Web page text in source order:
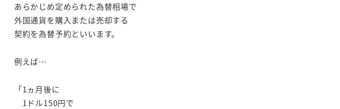
あらかじめ定められた為替相場で
外国通貨を購入または売却する
契約を為替予約といいます。
例えば…
「1ヵ月後に
1ドル150円で